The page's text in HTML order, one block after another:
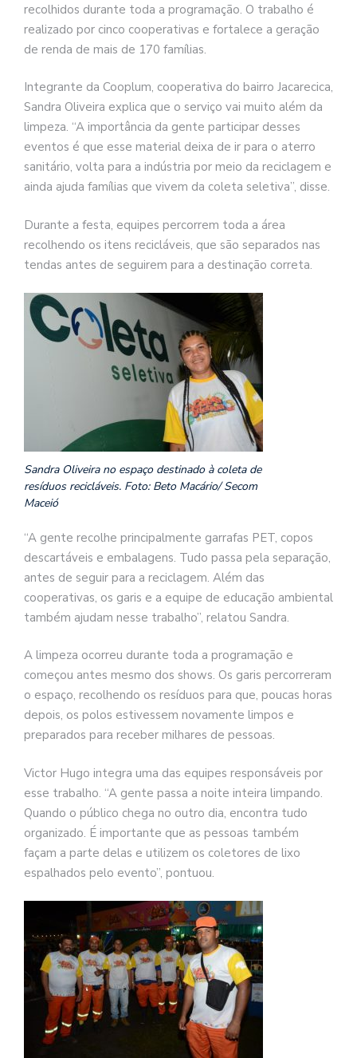
recolhidos durante toda a programação. O trabalho é
realizado por cinco cooperativas e fortalece a geração
de renda de mais de 170 famílias.
Integrante da Cooplum, cooperativa do bairro Jacarecica,
Sandra Oliveira explica que o serviço vai muito além da
limpeza. “A importância da gente participar desses
eventos é que esse material deixa de ir para o aterro
sanitário, volta para a indústria por meio da reciclagem e
ainda ajuda famílias que vivem da coleta seletiva”, disse.
Durante a festa, equipes percorrem toda a área
recolhendo os itens recicláveis, que são separados nas
tendas antes de seguirem para a destinação correta.
Sandra Oliveira no espaço destinado à coleta de
resíduos recicláveis. Foto: Beto Macário/ Secom
Maceió
“A gente recolhe principalmente garrafas PET, copos
descartáveis e embalagens. Tudo passa pela separação,
antes de seguir para a reciclagem. Além das
cooperativas, os garis e a equipe de educação ambiental
também ajudam nesse trabalho”, relatou Sandra.
A limpeza ocorreu durante toda a programação e
começou antes mesmo dos shows. Os garis percorreram
o espaço, recolhendo os resíduos para que, poucas horas
depois, os polos estivessem novamente limpos e
preparados para receber milhares de pessoas.
Victor Hugo integra uma das equipes responsáveis por
esse trabalho. “A gente passa a noite inteira limpando.
Quando o público chega no outro dia, encontra tudo
organizado. É importante que as pessoas também
façam a parte delas e utilizem os coletores de lixo
espalhados pelo evento”, pontuou.